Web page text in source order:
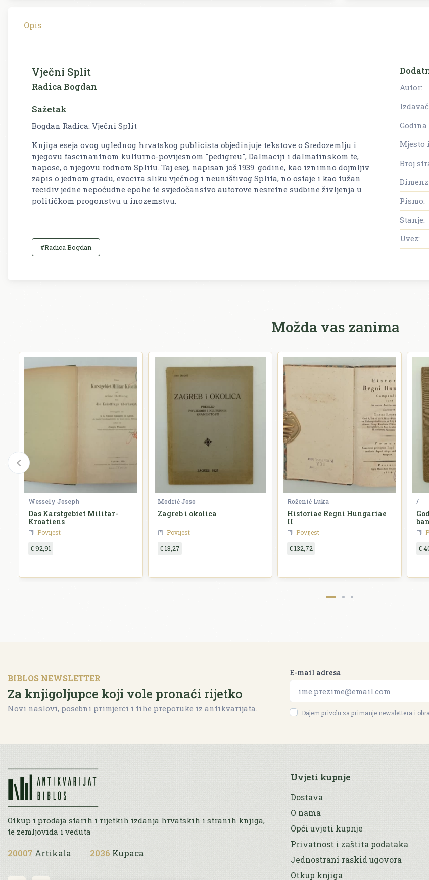
Opis
Vječni Split
Radica Bogdan
Sažetak
Bogdan Radica: Vječni Split
Knjiga eseja ovog uglednog hrvatskog publicista objedinjuje tekstove o Sredozemlju i
njegovu fascinantnom kulturno-povijesnom "pedigreu", Dalmaciji i dalmatinskom te,
napose, o njegovu rodnom Splitu. Taj esej, napisan još 1939. godine, kao iznimno dojmljiv
zapis o jednom gradu, evocira sliku vječnog i neuništivog Splita, no ostaje i kao tužan
recidiv jedne nepoćudne epohe te svjedočanstvo autorove nesretne sudbine življenja u
političkom progonstvu u inozemstvu.
#Radica Bogdan
Autor:
Mjesto
Broj
Pismo:
Stanje:
Uvez:
Možda vas zanima
Wessely Joseph
Das Karstgebiet Militar-
Kroatiens
Povijest
€ 92,91
Modrić Joso
Zagreb i okolica
Povijest
€ 13,27
Roženić Luka
Historiae Regni Hungariae
II
Povijest
€ 132,72
/
€
BIBLOS NEWSLETTER
Za knjigoljupce koji vole pronaći rijetko
Novi naslovi, posebni primjerci i tihe preporuke iz antikvarijata.
E-mail adresa
Dajem privolu za primanje newslettera i
Otkup i prodaja starih i rijetkih izdanja hrvatskih i stranih knjiga,
te zemljovida i veduta
20007 Artikala 2036 Kupaca
Uvjeti kupnje
Dostava
O nama
Opći uvjeti kupnje
Privatnost i zaštita podataka
Jednostrani raskid ugovora
Otkup knjiga